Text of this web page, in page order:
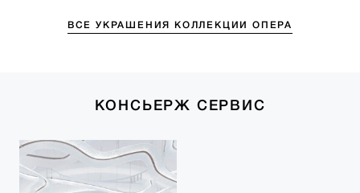
ВСЕ УКРАШЕНИЯ КОЛЛЕКЦИИ ОПЕРА
КОНСЬЕРЖ СЕРВИС